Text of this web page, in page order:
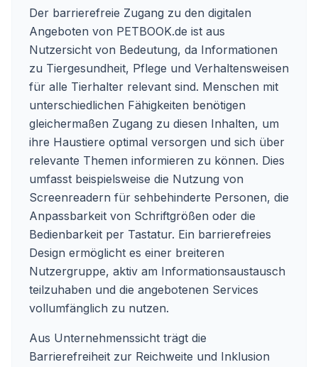
Der barrierefreie Zugang zu den digitalen
Angeboten von PETBOOK.de ist aus
Nutzersicht von Bedeutung, da Informationen
zu Tiergesundheit, Pflege und Verhaltensweisen
für alle Tierhalter relevant sind. Menschen mit
unterschiedlichen Fähigkeiten benötigen
gleichermaßen Zugang zu diesen Inhalten, um
ihre Haustiere optimal versorgen und sich über
relevante Themen informieren zu können. Dies
umfasst beispielsweise die Nutzung von
Screenreadern für sehbehinderte Personen, die
Anpassbarkeit von Schriftgrößen oder die
Bedienbarkeit per Tastatur. Ein barrierefreies
Design ermöglicht es einer breiteren
Nutzergruppe, aktiv am Informationsaustausch
teilzuhaben und die angebotenen Services
vollumfänglich zu nutzen.
Aus Unternehmenssicht trägt die
Barrierefreiheit zur Reichweite und Inklusion